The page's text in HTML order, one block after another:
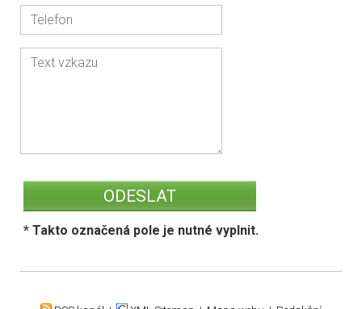
* Takto označená pole je nutné vyplnit.